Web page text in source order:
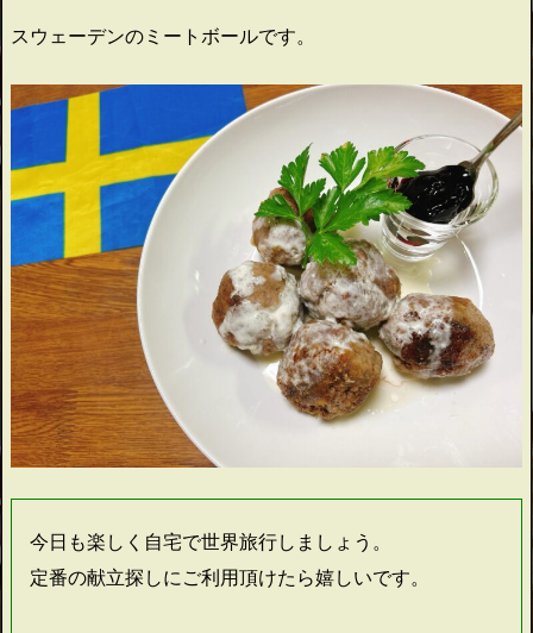
スウェーデンのミートボールです。
今日も楽しく自宅で世界旅行しましょう。
定番の献立探しにご利用頂けたら嬉しいです。